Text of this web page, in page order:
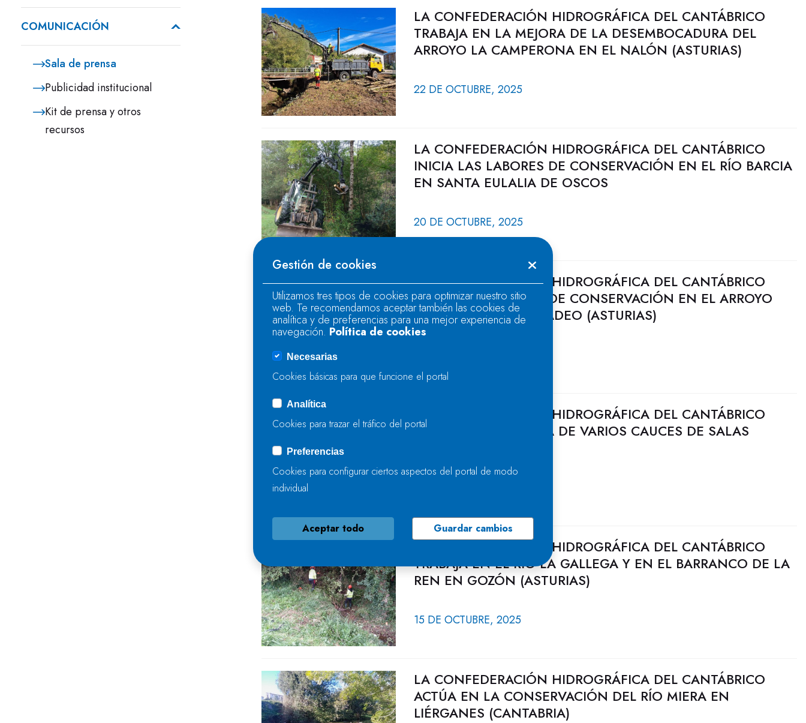
COMUNICACIÓN
Sala de prensa
Publicidad institucional
Kit de prensa y otros
recursos
LA CONFEDERACIÓN HIDROGRÁFICA DEL CANTÁBRICO
TRABAJA EN LA MEJORA DE LA DESEMBOCADURA DEL
ARROYO LA CAMPERONA EN EL NALÓN (ASTURIAS)
22 DE OCTUBRE, 2025
LA CONFEDERACIÓN HIDROGRÁFICA DEL CANTÁBRICO
INICIA LAS LABORES DE CONSERVACIÓN EN EL RÍO BARCIA
EN SANTA EULALIA DE OSCOS
20 DE OCTUBRE, 2025
LA CONFEDERACIÓN HIDROGRÁFICA DEL CANTÁBRICO
INICIA LAS LABORES DE CONSERVACIÓN EN EL ARROYO
LAGARTEIRA EN VEGADEO (ASTURIAS)
LA CONFEDERACIÓN HIDROGRÁFICA DEL CANTÁBRICO
ACTÚA EN LA MEJORA DE VARIOS CAUCES DE SALAS
LA CONFEDERACIÓN HIDROGRÁFICA DEL CANTÁBRICO
TRABAJA EN EL RÍO LA GALLEGA Y EN EL BARRANCO DE LA
REN EN GOZÓN (ASTURIAS)
15 DE OCTUBRE, 2025
LA CONFEDERACIÓN HIDROGRÁFICA DEL CANTÁBRICO
ACTÚA EN LA CONSERVACIÓN DEL RÍO MIERA EN
LIÉRGANES (CANTABRIA)
Gestión de cookies
Utilizamos tres tipos de cookies para optimizar nuestro sitio
web. Te recomendamos aceptar también las cookies de
analítica y de preferencias para una mejor experiencia de
navegación. Política de cookies
Necesarias
Cookies básicas para que funcione el portal
Analítica
Cookies para trazar el tráfico del portal
Preferencias
Cookies para configurar ciertos aspectos del portal de modo
individual
Aceptar todo Guardar cambios